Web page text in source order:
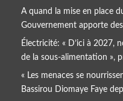
A quand la mise en place
Gouvernement apporte
Électricité: « D’ici à 2027,
de la sous-alimentation »,
« Les menaces se
Bassirou Diomaye Faye